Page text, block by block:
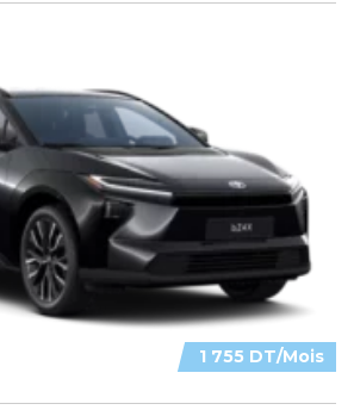
1 755 DT/Mois